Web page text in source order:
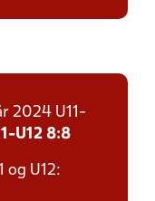
2024 U11-
U12 8:8
og U12: